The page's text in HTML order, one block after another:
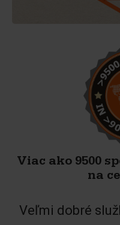
Viac ako 9500
na
Veľmi dobré